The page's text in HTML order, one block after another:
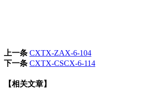
上一条 CXTX-ZAX-6-104
下一条 CXTX-CSCX-6-114
【相关文章】